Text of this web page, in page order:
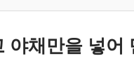
야채만을 넣어